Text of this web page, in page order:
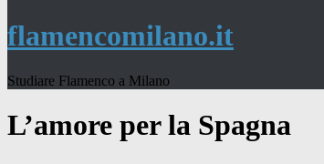
flamencomilano.it
Studiare Flamenco a Milano
L’amore per la Spagna